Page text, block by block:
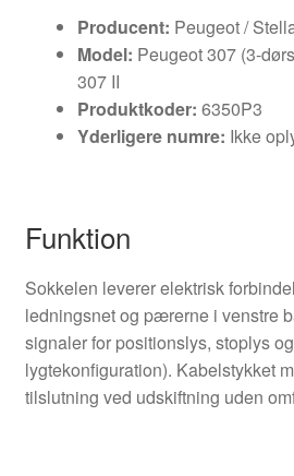
Producent: Peugeot /
Model: Peugeot 307 (3-
307 II
Produktkoder: 6350P3
Yderligere numre: Ikke
Funktion
Sokkelen leverer elektrisk
ledningsnet og pærerne i venstre
signaler for positionslys, stoplys
lygtekonfiguration). Kabelstykket
tilslutning ved udskiftning uden